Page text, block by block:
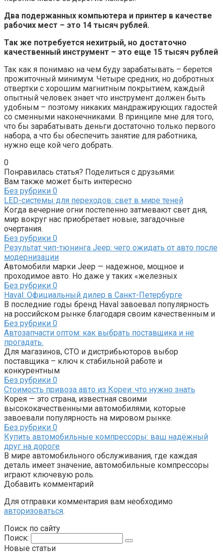
Два подержанных компьютера и принтер в качестве
рабочих мест – это 14 тысяч рублей.
Так же потребуется нехитрый, но достаточно
качественный инструмент – это еще 15 тысяч рублей
Так как я понимаю на чем буду зарабатывать – берется
прожиточный минимум. Четыре средних, но добротных
отвертки с хорошим магнитным покрытием, каждый
опытный человек знает что инструмент должен быть
удобным – поэтому никаких мандражирующих гадостей
со сменными наконечниками. В принципе мне для того,
что бы зарабатывать деньги достаточно только первого
набора, а что бы обеспечить занятие для работника,
нужно еще кой чего добрать.
0
Понравилась статья? Поделиться с друзьями:
Вам также может быть интересно
Без рубрики 0
LED-системы для переходов: свет в мире теней
Когда вечерние огни постепенно затмевают свет дня,
мир вокруг нас приобретает новые, загадочные
очертания.
Без рубрики 0
Результат чип-тюнинга Jeep: чего ожидать от авто после
модернизации
Автомобили марки Jeep — надежное, мощное и
проходимое авто. Но даже у таких «железных
Без рубрики 0
Haval: Официальный дилер в Санкт-Петербурге
В последние годы бренд Haval завоевал популярность
на российском рынке благодаря своим качественным и
Без рубрики 0
Автозапчасти оптом: как выбрать поставщика и не
прогадать.
Для магазинов, СТО и дистрибьюторов выбор
поставщика – ключ к стабильной работе и
конкурентным
Без рубрики 0
Стоимость привоза авто из Кореи: что нужно знать
Корея — это страна, известная своими
высококачественными автомобилями, которые
завоевали популярность на мировом рынке.
Без рубрики 0
Купить автомобильные компрессоры: ваш надёжный
друг на дороге
В мире автомобильного обслуживания, где каждая
деталь имеет значение, автомобильные компрессоры
играют ключевую роль.
Добавить комментарий
Для отправки комментария вам необходимо
авторизоваться.
Поиск по сайту
Поиск:
Новые статьи